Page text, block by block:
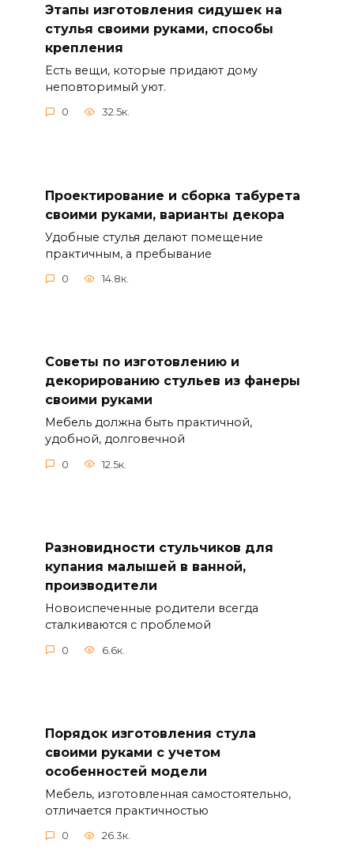
Этапы изготовления сидушек на
стулья своими руками, способы
крепления
Есть вещи, которые придают дому
неповторимый уют.
0 32.5к.
Проектирование и сборка табурета
своими руками, варианты декора
Удобные стулья делают помещение
практичным, а пребывание
0 14.8к.
Советы по изготовлению и
декорированию стульев из фанеры
своими руками
Мебель должна быть практичной,
удобной, долговечной
0 12.5к.
Разновидности стульчиков для
купания малышей в ванной,
производители
Новоиспеченные родители всегда
сталкиваются с проблемой
0 6.6к.
Порядок изготовления стула
своими руками с учетом
особенностей модели
Мебель, изготовленная самостоятельно,
отличается практичностью
0 26.3к.